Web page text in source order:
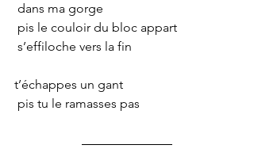
dans ma gorge
pis le couloir du bloc appart
s’effiloche vers la fin
t’échappes un gant
pis tu le ramasses pas